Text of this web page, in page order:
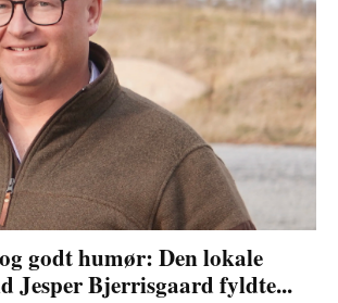
godt humør: Den lokale
Jesper Bjerrisgaard fyldte...